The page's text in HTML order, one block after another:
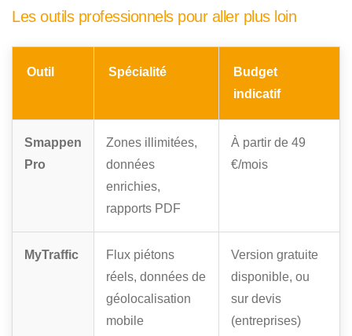
Les outils professionnels pour aller plus loin
Outil Spécialité
Budget
indicatif
Smappen
Pro
Zones illimitées,
données
enrichies,
rapports PDF
À partir de 49
€/mois
MyTraffic
Flux piétons
réels, données de
géolocalisation
mobile
Version gratuite
disponible, ou
sur devis
(entreprises)